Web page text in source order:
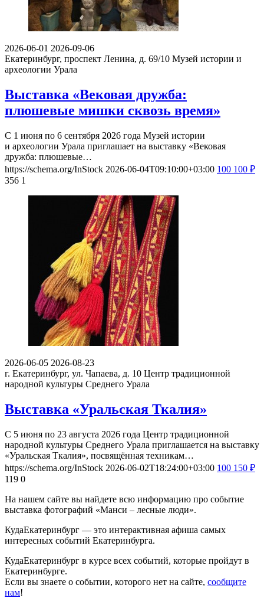
2026-06-01 2026-09-06
Екатеринбург, проспект Ленина, д. 69/10 Музей истории и
археологии Урала
Выставка «Вековая дружба:
плюшевые мишки сквозь время»
С 1 июня по 6 сентября 2026 года Музей истории
и археологии Урала приглашает на выставку «Вековая
дружба: плюшевые…
https://schema.org/InStock 2026-06-04T09:10:00+03:00 100 100 ₽
356 1
2026-06-05 2026-08-23
г. Екатеринбург, ул. Чапаева, д. 10 Центр традиционной
народной культуры Среднего Урала
Выставка «Уральская Ткалия»
С 5 июня по 23 августа 2026 года Центр традиционной
народной культуры Среднего Урала приглашается на выставку
«Уральская Ткалия», посвящённая техникам…
https://schema.org/InStock 2026-06-02T18:24:00+03:00 100 150 ₽
119 0
На нашем сайте вы найдете всю информацию про событие
выставка фотографий «Манси – лесные люди».
КудаЕкатеринбург — это интерактивная афиша самых
интересных событий Екатеринбурга.
КудаЕкатеринбург в курсе всех событий, которые пройдут в
Екатеринбурге.
Если вы знаете о событии, которого нет на сайте, сообщите
нам!